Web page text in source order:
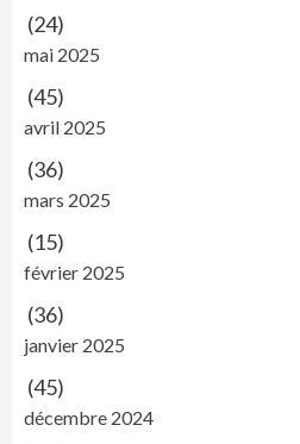
(24)
mai 2025
(45)
avril 2025
(36)
mars 2025
(15)
février 2025
(36)
janvier 2025
(45)
décembre 2024